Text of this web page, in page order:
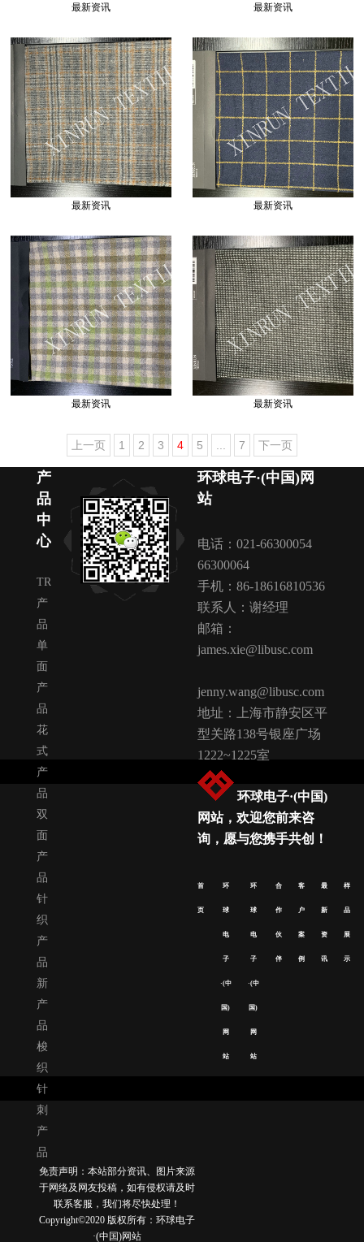
最新资讯 最新资讯
最新资讯 最新资讯
最新资讯 最新资讯
上一页 1 2 3 4 5 7 下一页
产
品
中
心
TR
产
品
单
面
产
品
花
式
产
品
双
面
产
品
针
织
产
品
新
产
品
梭
织
针
刺
产
品
免责声明：本站部分资讯、图片来源
于网络及网友投稿，如有侵权请及时
联系客服，我们将尽快处理！
Copyright©2020 版权所有：环球电子
·(中国)网站
环球电子·(中国)网
站
电话：021-66300054
66300064
手机：86-18616810536
联系人：谢经理
邮箱：
james.xie@libusc.com
jenny.wang@libusc.com
地址：上海市静安区平
型关路138号银座广场
1222~1225室
环球电子·(中国)
网站，欢迎您前来咨
询，愿与您携手共创！
首
页
环
球
电
子
·(中
国)
网
站
环
球
电
子
·(中
国)
网
站
合
作
伙
伴
客
户
案
例
最
新
资
讯
样
品
展
示